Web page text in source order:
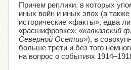
Причем реплики, в которых
иных войн и иных эпох (а
исторические «факты», едва
«расшифровке»: «кавказский
Северной Осетии»), в
больше трети и без того
на вопрос о событиях 1914–1918